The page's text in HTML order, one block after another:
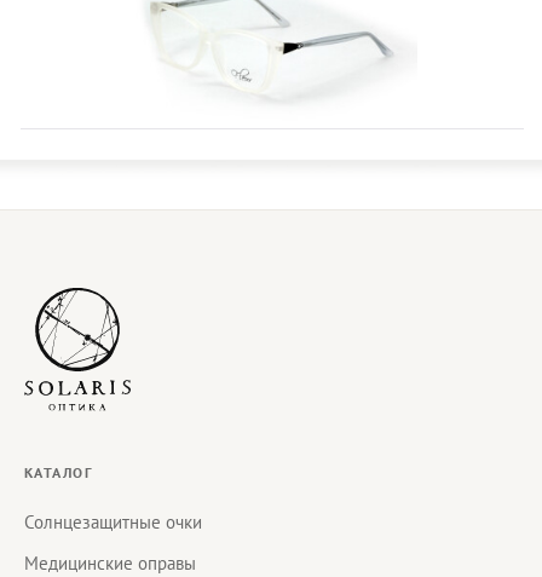
КАТАЛОГ
Солнцезащитные очки
Медицинские оправы